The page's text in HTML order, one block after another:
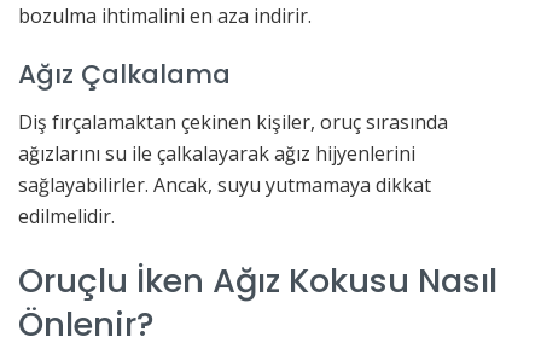
bozulma ihtimalini en aza indirir.
Ağız Çalkalama
Diş fırçalamaktan çekinen kişiler, oruç sırasında
ağızlarını su ile çalkalayarak ağız hijyenlerini
sağlayabilirler. Ancak, suyu yutmamaya dikkat
edilmelidir.
Oruçlu İken Ağız Kokusu Nasıl
Önlenir?